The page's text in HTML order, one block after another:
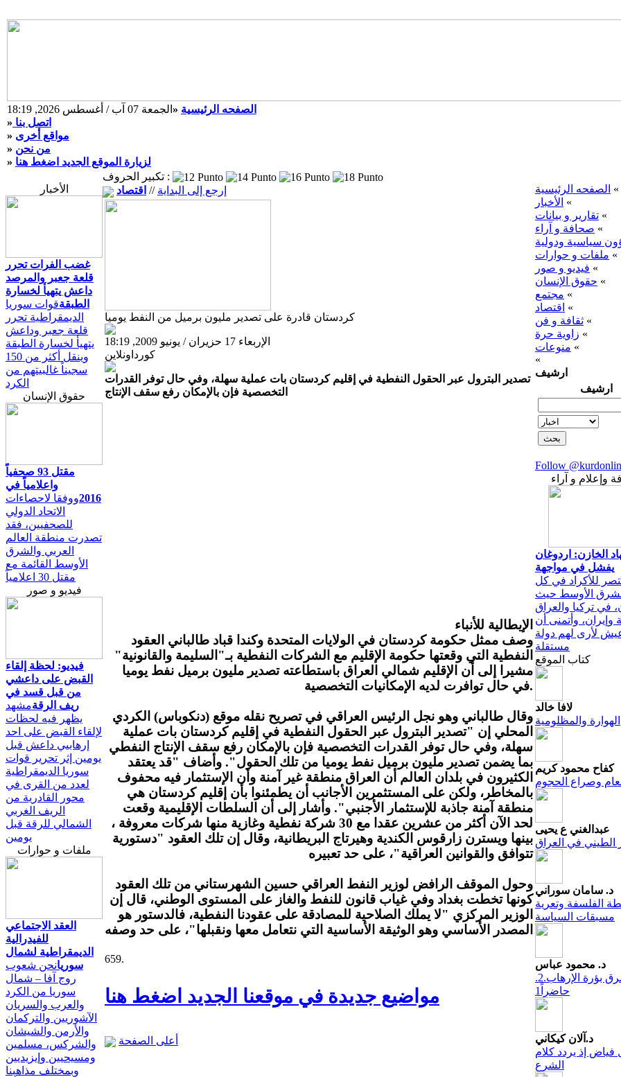
الجمعة 07 آب / أغسطس 2026, 18:19 » الصفحه الرئيسية
» اتصل بنا
» مواقع أخرى
» من نحن
» لزيارة الموقع الجديد اضغط هنا
الأخبار
غضب الفرات تحرر
قلعة جعبر والمرصد
داعش يتهيأ لخسارة
الطبقةقوات سوريا
الديمقراطية تحرر
قلعة جعبر وداعش
يتهيأ لخسارة الطبقة
وينقل أكثر من 150
سجيناً غالبيتهم من
الكرد
حقوق الإنسان
مقتل 93 صحفياً
واعلامياً في
2016ووفقا لاحصاءات
الاتحاد الدولي
للصحفيين، فقد
تصدرت منطقة العالم
العربي والشرق
الأوسط القائمة مع
مقتل 30 اعلامياً
فيديو و صور
فيديو: لحظة إلقاء
القبض على داعشي
من قبل قسد في
ريف الرقةمشهد
يظهر فيه لحظات
لإلقاء القبض على احد
إرهابيي داعش قبل
يومين إثر تحرير قوات
سوريا الديمقراطية
لعدد من القرى في
محور القادرية من
الريف الغربي
الشمالي للرقة قبل
يومين
ملفات و حوارات
العقد الاجتماعي
للفيدرالية
الديمقراطية لشمال
سوريانحن شعوب
روج آفا – شمال
سوريا من الكرد
والعرب والسريان
الآشوريين والتركمان
والأرمن والشيشان
والشركس، مسلمين
ومسيحيين وإيزيديين
وبمختلف مذاهبنا
تكبير الحروف :
إرجع إلى البداية // اقتصاد
كردستان قادرة على تصدير مليون برميل من النفط يوميا
الإربعاء 17 حزيران / يونيو 2009, 18:19
كورداونلاين
تصدير البترول عبر الحقول النفطية في إقليم كردستان بات عملية سهلة، وفي حال توفر القدرات
التخصصية فإن بالإمكان رفع سقف الإنتاج
الإيطالية للأنباء
وصف ممثل حكومة كردستان في الولايات المتحدة وكندا قباد طالباني العقود
النفطية التي وقعتها حكومة الإقليم مع الشركات النفطية بـ"السليمة والقانونية"
مشيرا إلى أن الإقليم شمالي العراق باستطاعته تصدير مليون برميل نفط يوميا
في حال توافرت لديه الإمكانيات التخصصية.
وقال طالباني وهو نجل الرئيس العراقي في تصريح نقله موقع (دنكوباس) الكردي
المحلي إن "تصدير البترول عبر الحقول النفطية في إقليم كردستان بات عملية
سهلة، وفي حال توفر القدرات التخصصية فإن بالإمكان رفع سقف الإنتاج النفطي
بما يضمن تصدير مليون برميل نفط يوميا من تلك الحقول". وأضاف "قد يعتقد
الكثيرون في بلدان العالم أن العراق منطقة غير آمنة وأن الإستثمار فيه محفوف
بالمخاطر، ولكن على المستثمرين الأجانب أن يطمئنوا بأن إقليم كردستان هي
منطقة آمنة جاذبة للإستثمار الأجنبي". وأشار إلى أن السلطات الإقليمية وقعت
لحد الآن أكثر من عشرين عقدا مع 30 شركة نفطية وغازية منها شركات معروفة ،
بينها ويسترن زارقوس الكندیة وهيرتاج البريطانية، وقال إن تلك العقود "دستورية
تتوافق والقوانين العراقية"، على حد تعبيره
وحول الموقف الرافض لوزير النفط العراقي حسين الشهرستاني من تلك العقود
كونها تخطت بغداد وفي غياب قانون للنفط والغاز على المستوى الوطني، قال إن
الوزير المركزي "لا يملك الصلاحية للمصادقة على عقودنا النفطية، فالدستور هو
المصدر الأساسي وهو الوثيقة الأساسية التي نتعامل معها ونقبلها"، على حد وصفه
659.
مواضيع جديدة في موقعنا الجديد اضغط هنا
أعلى الصفحة
الصفحه الرئيسية «
الأخبار «
تقارير و بيانات «
صحافة و آراء «
سياسية ودولية
ملفات و حوارات «
فيديو و صور «
حقوق الإنسان «
مجتمع «
اقتصاد «
ثقافة و فن «
زاوية حرة «
منوعات «
«
ارشيف
ارشيف
Follow
وإعلام و آراء
الخازن: اردوغان
يفشل في مواجهة
للأكراد في كل
الشرق الأوسط حيث
في تركيا والعراق
وإيران، وأتمنى أن
لأرى لهم دولة
مستقلة
كتاب الموقع
لافا خالد
الهوارة والمظلومية
كفاح محمود كريم
العام وصراع الحجوم
عبدالغني ع يحيى
د. سامان سوراني
الفلسفة وتعرية
مسبقات السياسة
د. محمود عباس
.2.الشرق بؤرة الإرهاب
حاضراً1
د.آلان كيكاني
فياض إذ يردد كلام
الشرع